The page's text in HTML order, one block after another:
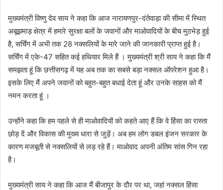
मुख्यमंत्री विष्णु देव साय ने कहा कि आज नारायणपुर-दंतेवाड़ा की सीमा में स्थित
अबूझमाड़ क्षेत्र में हमारे सुरक्षा बलों के जवानों और माओवादियों के बीच मुठभेड़ हुई
है, सर्चिंग में अभी तक 28 नक्सलियों के मारे जाने की जानकारी प्राप्त हुई है।
सर्चिंग में एके-47 सहित कई हथियार मिले हैं । मुख्यमंत्री श्री साय ने कहा कि मैं
समझता हूं कि छत्तीसगढ़ में यह अब तक का सबसे बड़ा नक्सल ऑपरेशन हुआ है।
इसके लिए मैं अपने जवानों को बहुत-बहुत बधाई देता हूं और उनके साहस को मैं
नमन करता हूं ।
उन्होंने कहा कि हम पहले से ही माओवादियों को कहते आए हैं कि वे हिंसा का रास्ता
छोड़ दें और विकास की मुख्य धारा से जुड़ें। अब हम लोग डबल इंजन सरकार के
कारण मजबूती से नक्सलियों से लड़ रहे हैं। माओवाद अपनी अंतिम सांस गिन रहा
है।
मुख्यमंत्री साय ने कहा कि आज मैं बीजापुर के दौर पर था, जहां नक्सल हिंसा